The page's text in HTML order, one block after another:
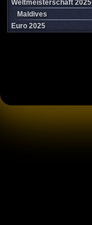
Weltmeisterschaft 2025
Maldives
Euro 2025